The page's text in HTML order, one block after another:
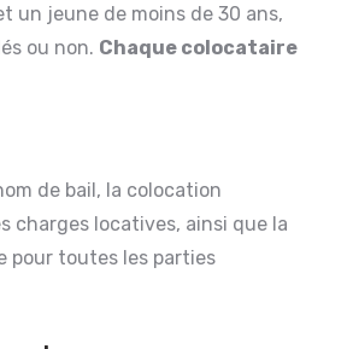
un jeune de moins de 30 ans,
ou non. Chaque colocataire
de bail, la colocation
charges locatives, ainsi que la
pour toutes les parties